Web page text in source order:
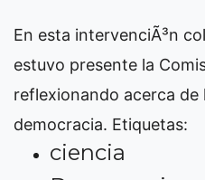
En esta intervenciÃ³n
estuvo presente la
reflexionando acerca de
democracia. Etiquetas:
ciencia